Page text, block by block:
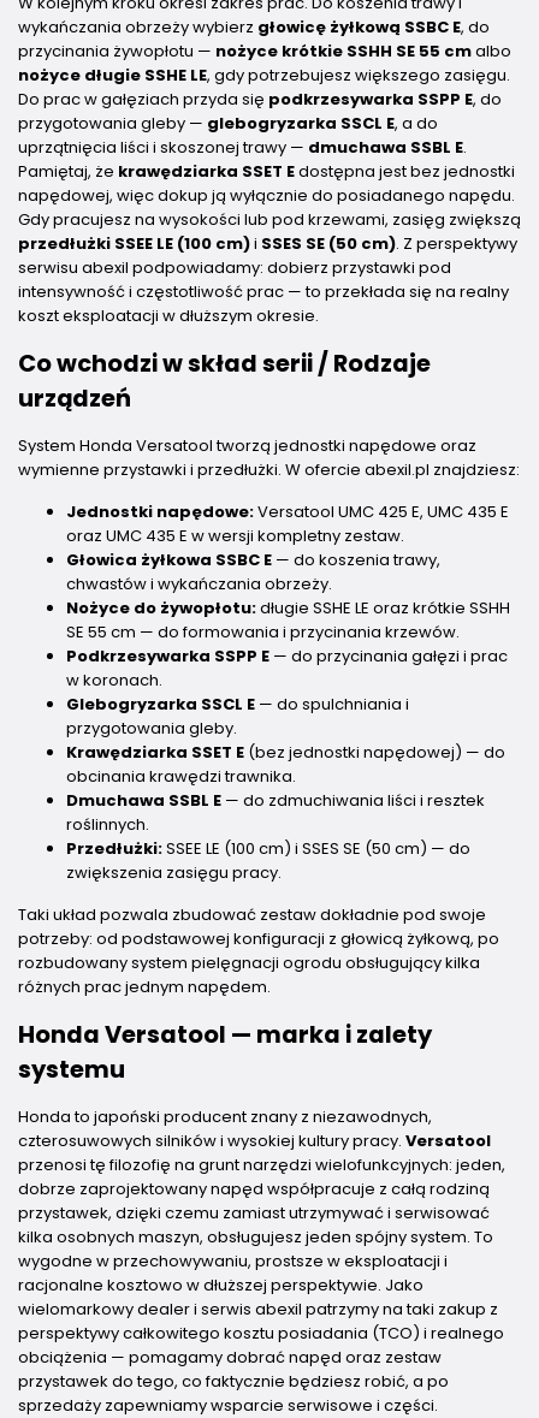
wykańczania obrzeży wybierz głowicę żyłkową SSBC E, do
przycinania żywopłotu — nożyce krótkie SSHH SE 55 cmalbo
nożyce długie SSHE LE, gdy potrzebujesz większego zasięgu.
Do prac w gałęziach przyda się podkrzesywarka SSPP E, do
przygotowania gleby — glebogryzarka SSCL E, a do
uprzątnięcia liści i skoszonej trawy — dmuchawa SSBL E.
Pamiętaj, że krawędziarka SSET Edostępna jest bez jednostki
napędowej, więc dokup ją wyłącznie do posiadanego napędu.
Gdy pracujesz na wysokości lub pod krzewami, zasięg zwiększą
przedłużki SSEE LE (100 cm)i SSES SE (50 cm). Z perspektywy
serwisu abexil podpowiadamy: dobierz przystawki pod
intensywność i częstotliwość prac — to przekłada się na realny
koszt eksploatacji w dłuższym okresie.
Co wchodzi w skład serii / Rodzaje
urządzeń
System Honda Versatool tworzą jednostki napędowe oraz
wymienne przystawki i przedłużki. W ofercie abexil.pl znajdziesz:
Jednostki napędowe:Versatool UMC 425 E, UMC 435 E
oraz UMC 435 E w wersji kompletny zestaw.
Głowica żyłkowa SSBC E — do koszenia trawy,
chwastów i wykańczania obrzeży.
Nożyce do żywopłotu:długie SSHE LE oraz krótkie SSHH
SE 55 cm — do formowania i przycinania krzewów.
Podkrzesywarka SSPP E — do przycinania gałęzi i prac
w koronach.
Glebogryzarka SSCL E — do spulchniania i
przygotowania gleby.
Krawędziarka SSET E (bez jednostki napędowej) — do
obcinania krawędzi trawnika.
Dmuchawa SSBL E — do zdmuchiwania liści i resztek
roślinnych.
Przedłużki:SSEE LE (100 cm) i SSES SE (50 cm) — do
zwiększenia zasięgu pracy.
Taki układ pozwala zbudować zestaw dokładnie pod swoje
potrzeby: od podstawowej konfiguracji z głowicą żyłkową, po
rozbudowany system pielęgnacji ogrodu obsługujący kilka
różnych prac jednym napędem.
Honda Versatool — marka i zalety
systemu
Honda to japoński producent znany z niezawodnych,
czterosuwowych silników i wysokiej kultury pracy. Versatool
przenosi tę filozofię na grunt narzędzi wielofunkcyjnych: jeden,
dobrze zaprojektowany napęd współpracuje z całą rodziną
przystawek, dzięki czemu zamiast utrzymywać i serwisować
kilka osobnych maszyn, obsługujesz jeden spójny system. To
wygodne w przechowywaniu, prostsze w eksploatacji i
racjonalne kosztowo w dłuższej perspektywie. Jako
wielomarkowy dealer i serwis abexil patrzymy na taki zakup z
perspektywy całkowitego kosztu posiadania (TCO) i realnego
obciążenia — pomagamy dobrać napęd oraz zestaw
przystawek do tego, co faktycznie będziesz robić, a po
sprzedaży zapewniamy wsparcie serwisowe i części.